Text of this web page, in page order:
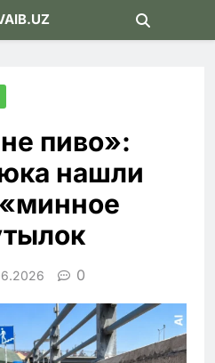
пиво»:
нашли
0